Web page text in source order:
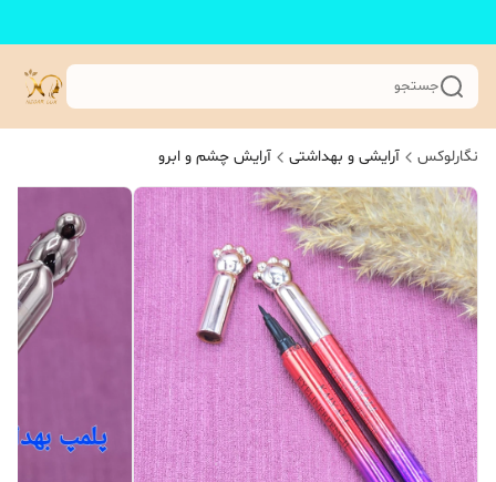
جستجو
نگارلوکس آرایشی و بهداشتی آرایش چشم و ابرو